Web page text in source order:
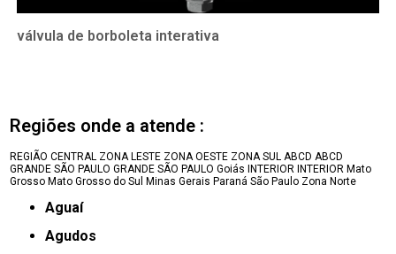
válvula de borboleta interativa
Regiões onde a atende :
REGIÃO CENTRAL ZONA LESTE ZONA OESTE ZONA SUL ABCD ABCD
GRANDE SÃO PAULO GRANDE SÃO PAULO Goiás INTERIOR INTERIOR Mato
Grosso Mato Grosso do Sul Minas Gerais Paraná São Paulo Zona Norte
Aguaí
Agudos